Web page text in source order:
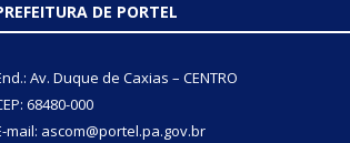
DE PORTEL
Av. Duque de Caxias – CENTRO
68480-000
mail: ascom@portel.pa.gov.br